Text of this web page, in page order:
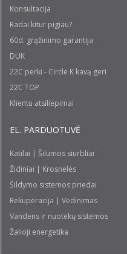
Konsultacija
Radai kitur pigiau?
60d. grąžinimo garantija
DUK
22C perki - Circle K kavą geri
22C TOP
Klientu atsiliepimai
EL. PARDUOTUVĖ
Katilai | Šilumos siurbliai
Židiniai | Krosnelės
Šildymo sistemos priedai
Rekuperacija | Vėdinimas
Vandens ir nuotekų sistemos
Žalioji energetika